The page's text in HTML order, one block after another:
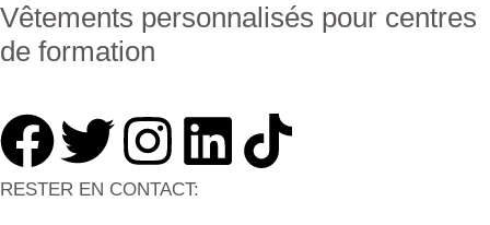
Vêtements personnalisés pour centres
de formation
RESTER EN CONTACT: